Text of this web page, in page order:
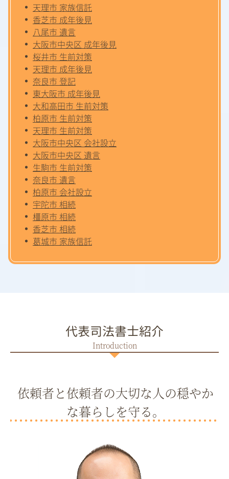
天理市 家族信託
香芝市 成年後見
八尾市 遺言
大阪市中央区 成年後見
桜井市 生前対策
天理市 成年後見
奈良市 登記
東大阪市 成年後見
大和高田市 生前対策
柏原市 生前対策
天理市 生前対策
大阪市中央区 会社設立
大阪市中央区 遺言
生駒市 生前対策
奈良市 遺言
柏原市 会社設立
宇陀市 相続
橿原市 相続
香芝市 相続
葛城市 家族信託
代表司法書士紹介
依頼者と依頼者の大切な人の穏やか
な暮らしを守る。